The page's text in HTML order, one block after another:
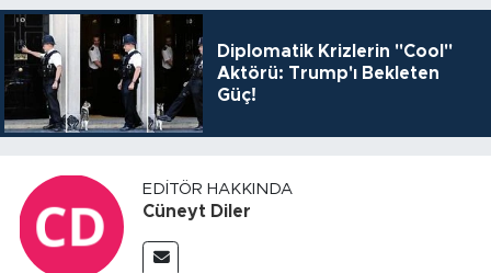
Diplomatik Krizlerin "Cool"
Aktörü: Trump'ı Bekleten
Güç!
EDITÖR HAKKINDA
Cüneyt Diler